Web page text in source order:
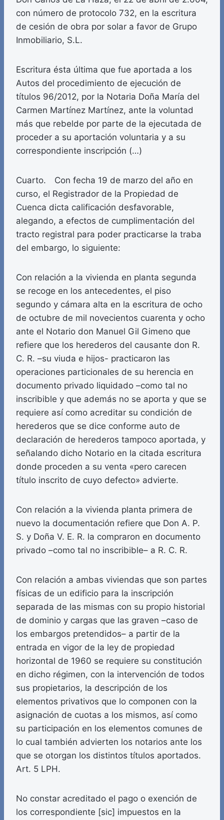
con número de protocolo 732, en la escritura
de cesión de obra por solar a favor de Grupo
Inmobiliario, S.L.
Escritura ésta última que fue aportada a los
Autos del procedimiento de ejecución de
títulos 96/2012, por la Notaria Doña María del
Carmen Martínez Martínez, ante la voluntad
más que rebelde por parte de la ejecutada de
proceder a su aportación voluntaria y a su
correspondiente inscripción (…)
Cuarto. Con fecha 19 de marzo del año en
curso, el Registrador de la Propiedad de
Cuenca dicta calificación desfavorable,
alegando, a efectos de cumplimentación del
tracto registral para poder practicarse la traba
del embargo, lo siguiente:
Con relación a la vivienda en planta segunda
se recoge en los antecedentes, el piso
segundo y cámara alta en la escritura de ocho
de octubre de mil novecientos cuarenta y ocho
ante el Notario don Manuel Gil Gimeno que
refiere que los herederos del causante don R.
C. R. –su viuda e hijos- practicaron las
operaciones particionales de su herencia en
documento privado liquidado –como tal no
inscribible y que además no se aporta y que se
requiere así como acreditar su condición de
herederos que se dice conforme auto de
declaración de herederos tampoco aportada, y
señalando dicho Notario en la citada escritura
donde proceden a su venta «pero carecen
título inscrito de cuyo defecto» advierte.
Con relación a la vivienda planta primera de
nuevo la documentación refiere que Don A. P.
S. y Doña V. E. R. la compraron en documento
privado –como tal no inscribible– a R. C. R.
Con relación a ambas viviendas que son partes
físicas de un edificio para la inscripción
separada de las mismas con su propio historial
de dominio y cargas que las graven –caso de
los embargos pretendidos– a partir de la
entrada en vigor de la ley de propiedad
horizontal de 1960 se requiere su constitución
en dicho régimen, con la intervención de todos
sus propietarios, la descripción de los
elementos privativos que lo componen con la
asignación de cuotas a los mismos, así como
su participación en los elementos comunes de
lo cual también advierten los notarios ante los
que se otorgan los distintos títulos aportados.
Art. 5 LPH.
No constar acreditado el pago o exención de
los correspondiente [sic] impuestos en la